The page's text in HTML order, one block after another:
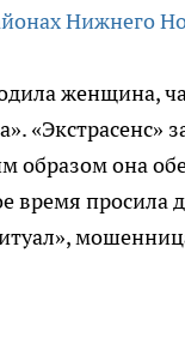
Нижнего
женщина,
«Экстрасенс»
она
время просила